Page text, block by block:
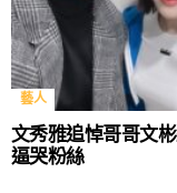
藝人
文秀雅追悼哥哥文
逼哭粉絲